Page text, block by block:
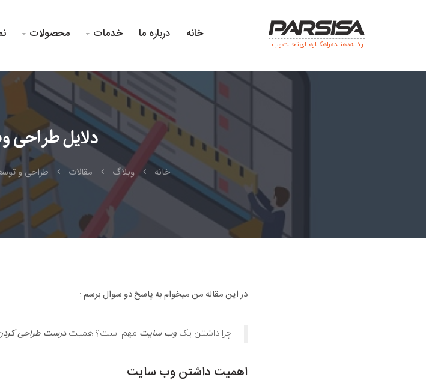
ارائـــه دهنــده راهکــارهــای تحــت وب
خانه درباره ما خدمات  محصولات 
دلایل
خانه وبلاگ مقالات طراحی و
در این مقاله من میخوام به پاسخ دو سوال برسم :
چرا داشتن یک وب سایت مهم است؟اهمیتدرست طراحی
اهمیت داشتن وب سایت